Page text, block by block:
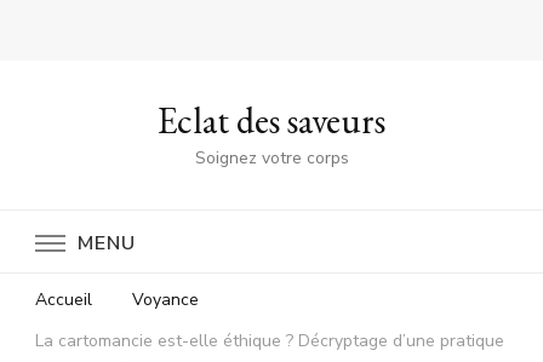
Eclat des saveurs
Soignez votre corps
MENU
Accueil
Voyance
La cartomancie est-elle éthique ? Décryptage d’une pratique